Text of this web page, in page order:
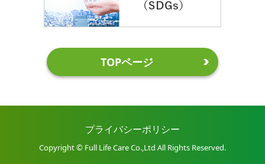
TOPページ
プライバシーポリシー
Copyright © Full Life Care Co.,Ltd All Rights Reserved.